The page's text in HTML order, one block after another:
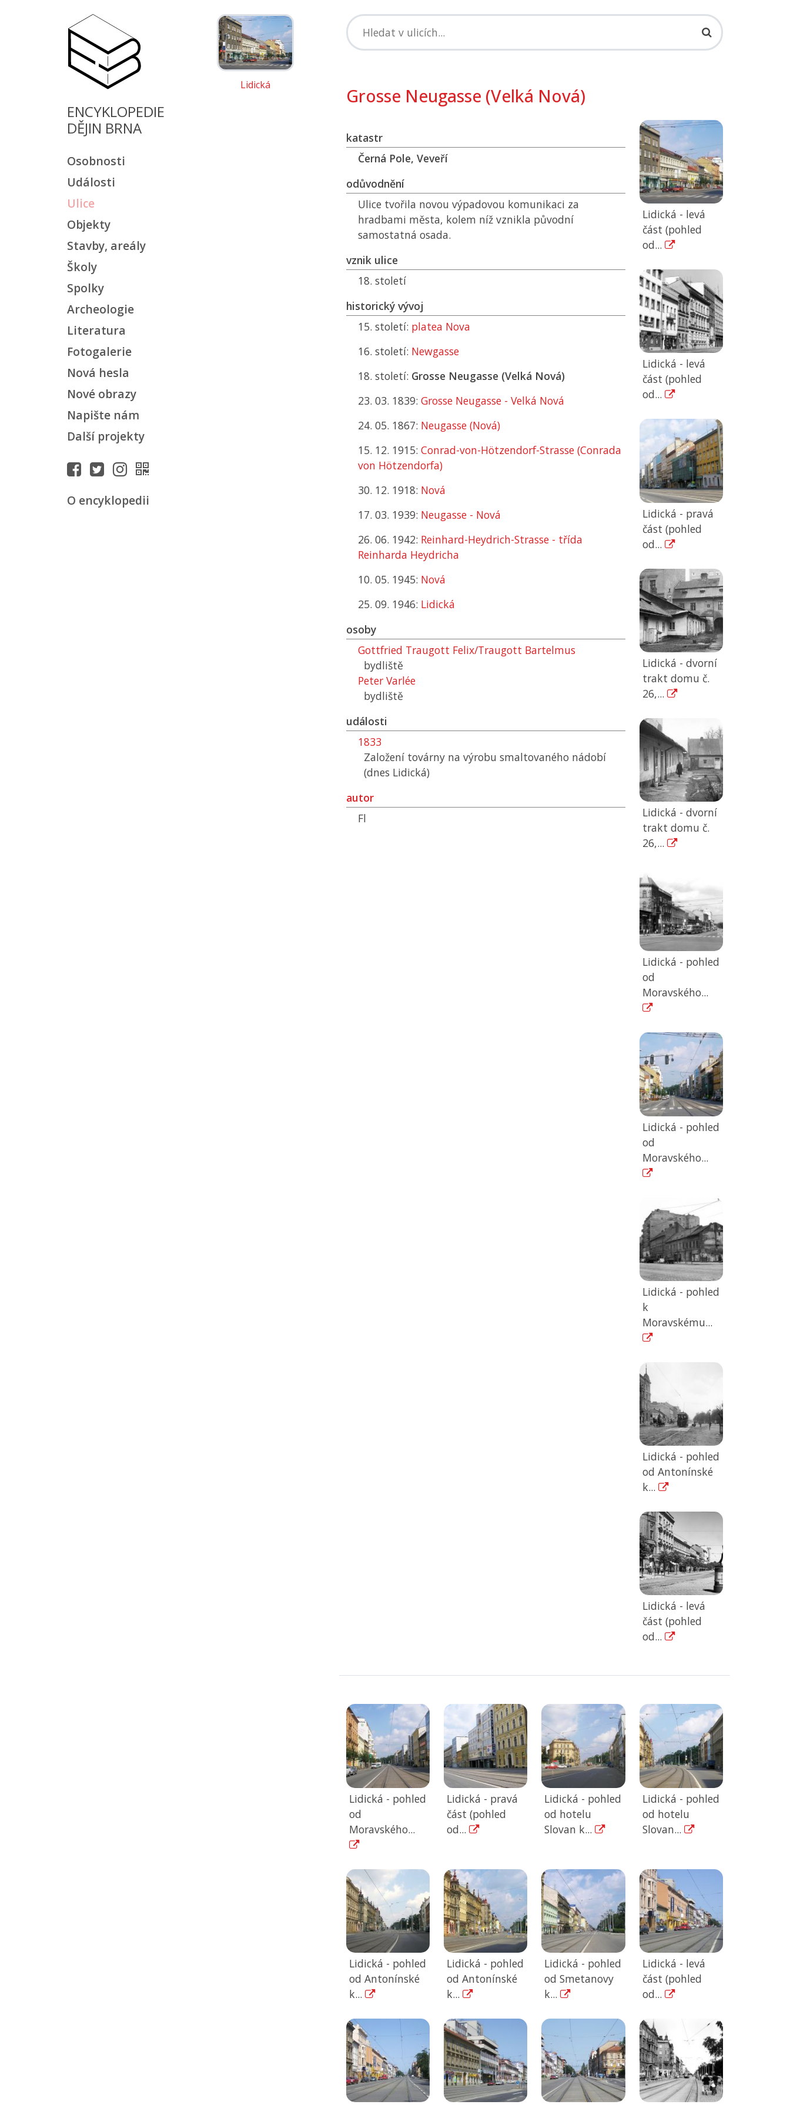
ENCYKLOPEDIE
DĚJIN BRNA
Osobnosti
Události
Ulice
Objekty
Stavby, areály
Školy
Spolky
Archeologie
Literatura
Fotogalerie
Nová hesla
Nové obrazy
Napište nám
Další projekty
O encyklopedii
Lidická Grosse Neugasse (Velká Nová)
katastr
Černá Pole, Veveří
odůvodnění
Ulice tvořila novou výpadovou komunikaci za
hradbami města, kolem níž vznikla původní
samostatná osada.
vznik ulice
18. století
historický vývoj
15. století: platea Nova
16. století: Newgasse
18. století: Grosse Neugasse (Velká Nová)
23. 03. 1839: Grosse Neugasse - Velká Nová
24. 05. 1867: Neugasse (Nová)
15. 12. 1915: Conrad-von-Hötzendorf-Strasse (Conrada
von Hötzendorfa)
30. 12. 1918: Nová
17. 03. 1939: Neugasse - Nová
26. 06. 1942: Reinhard-Heydrich-Strasse - třída
Reinharda Heydricha
10. 05. 1945: Nová
25. 09. 1946: Lidická
osoby
Gottfried Traugott Felix/Traugott Bartelmus
bydliště
Peter Varlée
bydliště
události
1833
Založení továrny na výrobu smaltovaného nádobí
(dnes Lidická)
autor
Fl
Lidická - levá
část (pohled
od...
Lidická - levá
část (pohled
od...
Lidická - pravá
část (pohled
od...
Lidická - dvorní
trakt domu č.
26,...
Lidická - dvorní
trakt domu č.
26,...
Lidická - pohled
od
Moravského...
Lidická - pohled
od
Moravského...
Lidická - pohled
k
Moravskému...
Lidická - pohled
od Antonínské
k...
Lidická - levá
část (pohled
od...
Lidická - pohled
od
Moravského...
Lidická - pravá
část (pohled
od...
Lidická - pohled
od hotelu
Slovan k...
Lidická - pohled
od hotelu
Slovan...
Lidická - pohled
od Antonínské
k...
Lidická - pohled
od Antonínské
k...
Lidická - pohled
od Smetanovy
k...
Lidická - levá
část (pohled
od...